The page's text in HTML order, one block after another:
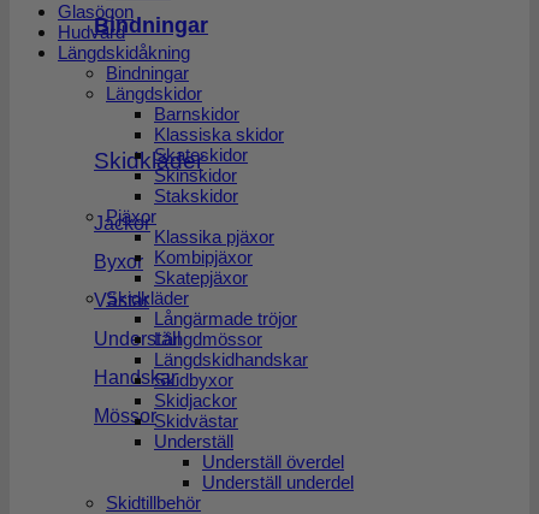
Bindningar
Skidkläder
Jackor
Byxor
Västar
Underställ
Handskar
Mössor
Glasögon
Hudvård
Längdskidåkning
Bindningar
Längdskidor
Barnskidor
Klassiska skidor
Skateskidor
Skinskidor
Stakskidor
Pjäxor
Klassika pjäxor
Kombipjäxor
Skatepjäxor
Skidkläder
Långärmade tröjor
Längdmössor
Längdskidhandskar
Skidbyxor
Skidjackor
Skidvästar
Underställ
Underställ överdel
Underställ underdel
Skidtillbehör